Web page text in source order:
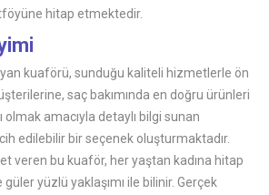
hitap etmektedir.
kuaförü, sunduğu kaliteli hizmetlerle ön
saç bakımında en doğru ürünleri
olmak amacıyla detaylı bilgi sunan
edilebilir bir seçenek oluşturmaktadır.
veren bu kuaför, her yaştan kadına hitap
yüzlü yaklaşımı ile bilinir. Gerçek